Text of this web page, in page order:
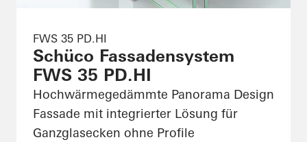
FWS 35 PD.HI
Schüco Fassadensystem
FWS 35 PD.HI
Hochwärmegedämmte Panorama Design
Fassade mit integrierter Lösung für
Ganzglasecken ohne Profile